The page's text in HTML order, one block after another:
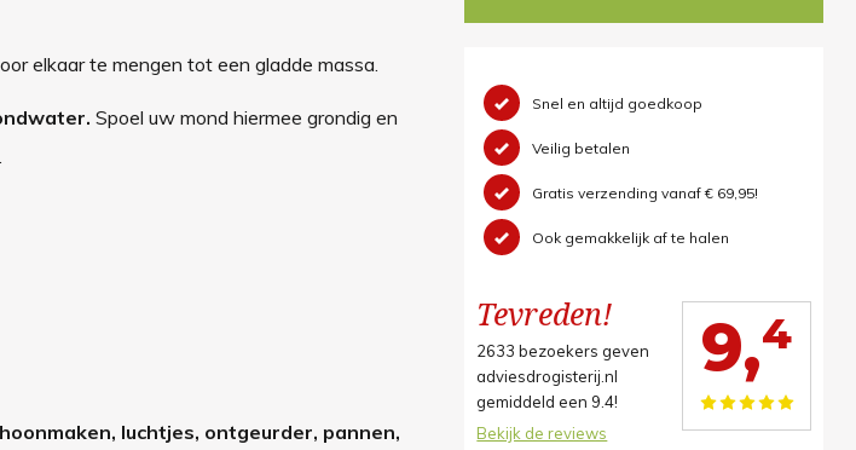
elkaar te mengen tot een gladde massa.
Spoel uw mond hiermee grondig en
luchtjes, ontgeurder, pannen,
Snel en altijd goedkoop
Veilig betalen
Gratis verzending vanaf € 69,95!
Ook gemakkelijk af te halen
Tevreden!
2633 bezoekers geven
adviesdrogisterij.nl
gemiddeld een 9.4!
Bekijk de reviews
9,4